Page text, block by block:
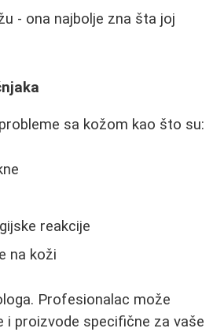
- ona najbolje zna šta joj
sa kožom kao što su:
reakcije
na koži
Profesionalac može
proizvode specifične za vaše